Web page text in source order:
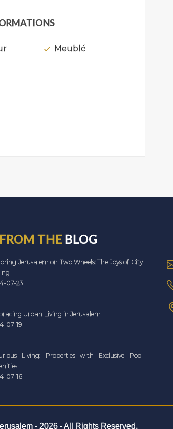
Meublé
FROM THE BLOG
Jerusalem on Two Wheels: The Joys of City
07-23
Urban Living in Jerusalem
07-19
Living: Properties with Exclusive Pool
07-16
- 2026 - All Rights Reserved.